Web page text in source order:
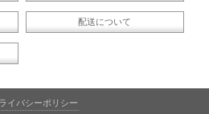
配送について
イバシーポリシー